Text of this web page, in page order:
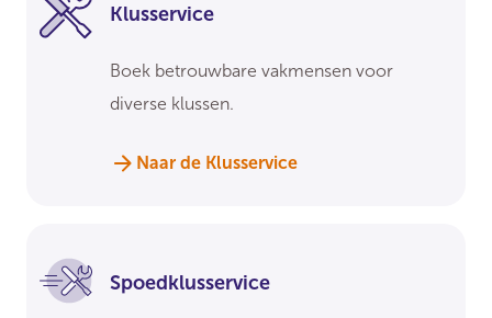
Klusservice
Boek betrouwbare vakmensen voor
diverse klussen.
Naar de Klusservice
Spoedklusservice